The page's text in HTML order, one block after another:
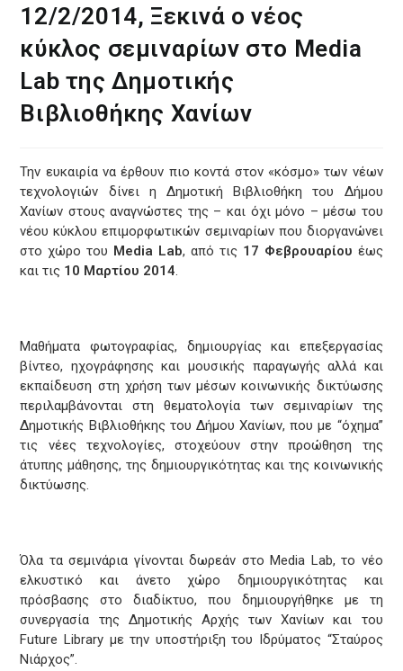
12/2/2014, Ξεκινά ο νέος
κύκλος σεμιναρίων στο Media
Lab της Δημοτικής
Βιβλιοθήκης Χανίων
Την ευκαιρία να έρθουν πιο κοντά στον «κόσμο» των νέων
τεχνολογιών δίνει η Δημοτική Βιβλιοθήκη του Δήμου
Χανίων στους αναγνώστες της – και όχι μόνο – μέσω του
νέου κύκλου επιμορφωτικών σεμιναρίων που διοργανώνει
στο χώρο του Media Lab, από τις 17 Φεβρουαρίου έως
και τις 10 Μαρτίου 2014.
Μαθήματα φωτογραφίας, δημιουργίας και επεξεργασίας
βίντεο, ηχογράφησης και μουσικής παραγωγής αλλά και
εκπαίδευση στη χρήση των μέσων κοινωνικής δικτύωσης
περιλαμβάνονται στη θεματολογία των σεμιναρίων της
Δημοτικής Βιβλιοθήκης του Δήμου Χανίων, που με “όχημα”
τις νέες τεχνολογίες, στοχεύουν στην προώθηση της
άτυπης μάθησης, της δημιουργικότητας και της κοινωνικής
δικτύωσης.
Όλα τα σεμινάρια γίνονται δωρεάν στο Media Lab, το νέο
ελκυστικό και άνετο χώρο δημιουργικότητας και
πρόσβασης στο διαδίκτυο, που δημιουργήθηκε με τη
συνεργασία της Δημοτικής Αρχής των Χανίων και του
Future Library με την υποστήριξη του Ιδρύματος “Σταύρος
Νιάρχος”.